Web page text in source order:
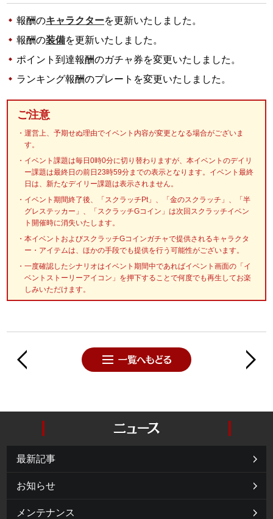
報酬のキャラクターを更新いたしました。
報酬の装備を更新いたしました。
ポイント到達報酬のガチャ券を変更いたしました。
ランキング報酬のプレートを変更いたしました。
ご注意
運営上、予期せぬ理由でイベント内容が変更となる場合がございま
す。
イベント課題は毎日0時0分に切り替わりますが、本イベントのデイリ
ー課題は最終日の前日23時59分までの表示となります。イベント最終
日は、新たなデイリー課題は表示されません。
イベント期間終了後、「スクラッチPt」、「金のスクラッチ」、「半
グレステッカー」、「スクラッチGコイン」は次回スクラッチイベン
ト開催時に消失いたします。
本イベントおよびスクラッチGコインガチャで提供されるキャラクタ
ー・アイテムは、ほかの手段でも提供を行う可能性がございます。
一度確認したシナリオはイベント期間中であればイベント画面の「イ
ベントストーリーアイコン」を押下することで何度でも再生してお楽
しみいただけます。
最新記事
お知らせ
メンテナンス